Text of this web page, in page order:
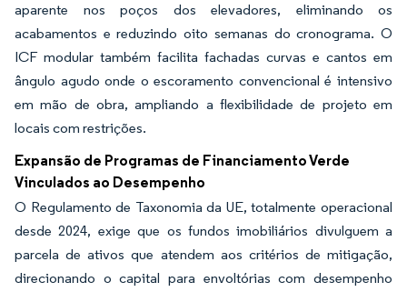
aparente nos poços dos elevadores, eliminando os
acabamentos e reduzindo oito semanas do cronograma. O
ICF modular também facilita fachadas curvas e cantos em
ângulo agudo onde o escoramento convencional é intensivo
em mão de obra, ampliando a flexibilidade de projeto em
locais com restrições.
Expansão de Programas de Financiamento Verde
Vinculados ao Desempenho
O Regulamento de Taxonomia da UE, totalmente operacional
desde 2024, exige que os fundos imobiliários divulguem a
parcela de ativos que atendem aos critérios de mitigação,
direcionando o capital para envoltórias com desempenho